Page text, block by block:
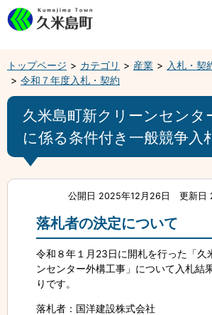
トップページ カテゴリ 産業
入札・契
令和７年度入札・契約
久米島町新クリーンセンタ
に係る条件付き一般競争入
公開日 2025年12月26日 更新日
落札者の決定について
令和８年１月23日に開札を行った「久
ンセンター外構工事」について入札結
りです。
落札者：国洋建設株式会社